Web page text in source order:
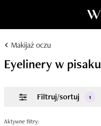
Makijaż oczu
Eyelinery w pisaku
Filtruj/sortuj 1
Aktywne filtry: